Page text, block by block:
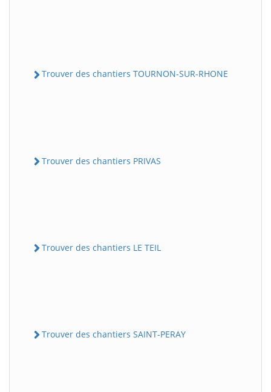
Trouver des chantiers TOURNON-SUR-RHONE
Trouver des chantiers PRIVAS
Trouver des chantiers LE TEIL
Trouver des chantiers SAINT-PERAY